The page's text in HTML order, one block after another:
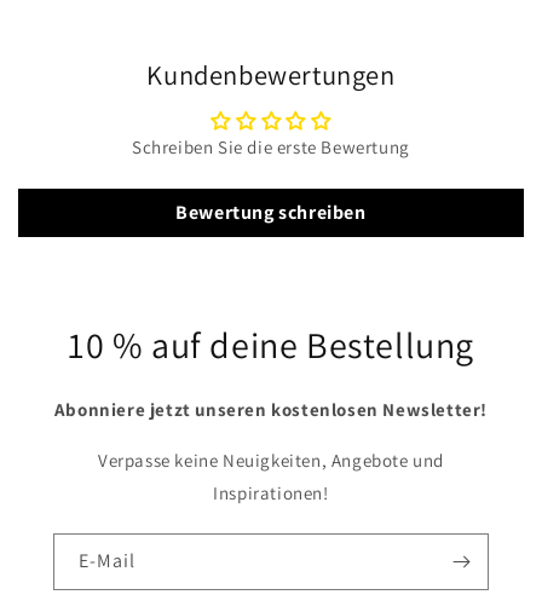
Kundenbewertungen
Schreiben Sie die erste Bewertung
Bewertung schreiben
10 % auf deine Bestellung
Abonniere jetzt unseren kostenlosen Newsletter!
Verpasse keine Neuigkeiten, Angebote und
Inspirationen!
E-Mail